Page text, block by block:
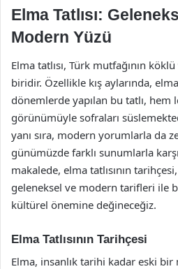
Elma Tatlısı:
Modern Yüzü
Elma tatlısı, Türk mutfağının
biridir. Özellikle kış aylarında,
dönemlerde yapılan bu tatlı, hem
görünümüyle sofraları
yanı sıra, modern yorumlarla da
günümüzde farklı sunumlarla
makalede, elma tatlısının
geleneksel ve modern tarifleri ile
kültürel önemine değineceğiz.
Elma Tatlısının Tarihçesi
Elma, insanlık tarihi kadar eski